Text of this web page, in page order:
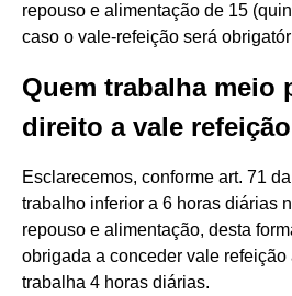
repouso e alimentação de 15
caso o vale-refeição será
Quem trabalha meio
direito a vale
Esclarecemos, conforme art. 71
trabalho inferior a 6 horas diárias
repouso e alimentação, desta
obrigada a conceder vale
trabalha 4 horas diárias.